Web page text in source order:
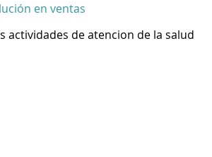
en ventas
actividades de atencion de la salud